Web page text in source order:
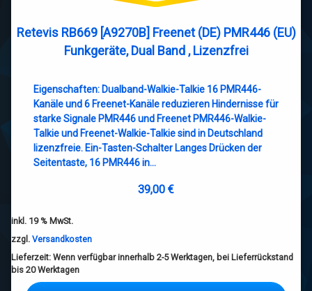
Retevis RB669 [A9270B] Freenet (DE) PMR446 (EU)
Funkgeräte, Dual Band , Lizenzfrei
Eigenschaften: Dualband-Walkie-Talkie 16 PMR446-
Kanäle und 6 Freenet-Kanäle reduzieren Hindernisse für
starke Signale PMR446 und Freenet PMR446-Walkie-
Talkie und Freenet-Walkie-Talkie sind in Deutschland
lizenzfreie. Ein-Tasten-Schalter Langes Drücken der
Seitentaste, 16 PMR446 in…
39,00 €
inkl. 19 % MwSt.
zzgl. Versandkosten
Lieferzeit: Wenn verfügbar innerhalb 2-5 Werktagen, bei Lieferrückstand
bis 20 Werktagen